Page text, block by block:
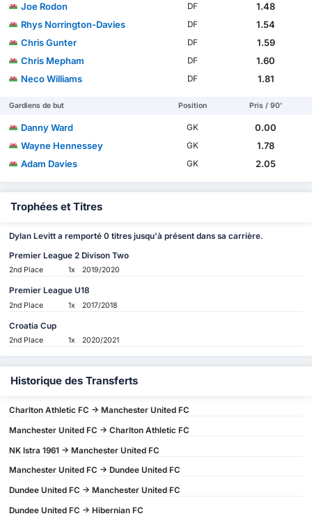
Joe Rodon
DF
1.48
Rhys Norrington-Davies
DF
1.54
Chris Gunter
DF
1.59
Chris Mepham
DF
1.60
Neco Williams
DF 1.81
Gardiens de but Position Pris / 90'
Danny Ward GK
0.00
Wayne Hennessey
GK
1.78
Adam Davies
GK 2.05
Trophées et Titres
Dylan Levitt a remporté 0 titres jusqu'à présent dans sa carrière.
Premier League 2 Divison Two
2nd Place 1x 2019/2020
Premier League U18
2nd Place 1x 2017/2018
Croatia Cup
2nd Place 1x 2020/2021
Historique des Transferts
Charlton Athletic FC -> Manchester United FC
Manchester United FC -> Charlton Athletic FC
NK Istra 1961 -> Manchester United FC
Manchester United FC -> Dundee United FC
Dundee United FC -> Manchester United FC
Dundee United FC -> Hibernian FC